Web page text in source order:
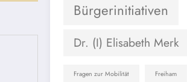
Bürgerinitiativen
Dr. (I) Elisabeth Merk
Fragen zur Mobilität Freiham